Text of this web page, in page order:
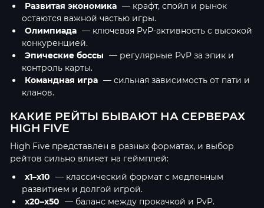
Развитая экономика — крафт, спойл и рынок
остаются важной частью игры.
Олимпиада — ключевая PvP-активность с высокой
конкуренцией.
Эпические боссы — регулярные PvP за эпик и
контроль карты.
Командная игра — сильная зависимость от пати и
кланов.
КАКИЕ РЕЙТЫ БЫВАЮТ НА СЕРВЕРАХ
HIGH FIVE
High Five представлен в разных форматах, и выбор
рейтов сильно влияет на геймплей:
x1–x10 — классический формат с медленным
развитием и долгой игрой.
x20–x50 — баланс между прокачкой и PvP.